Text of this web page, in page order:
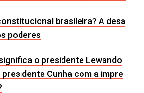
brasileira? A desa
poderes
o presidente Lewando
Cunha com a impre